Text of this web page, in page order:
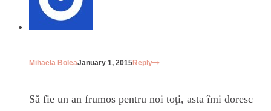
Mihaela BoleaJanuary 1, 2015Reply
Să fie un an frumos pentru noi toţi, asta îmi doresc